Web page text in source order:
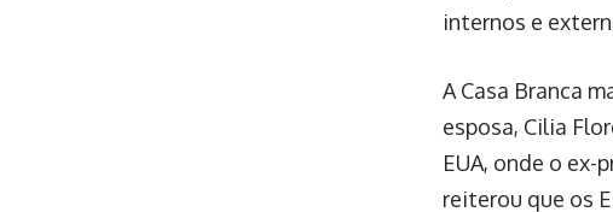
internos e
A Casa Branca
esposa, Cilia
EUA, onde o
reiterou que os